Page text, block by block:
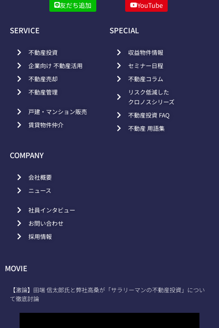
友だち追加 YouTube
SERVICE
不動産投資
企業向け 不動産活用
不動産売却
不動産管理
戸建・マンション販売
賃貸物件仲介
SPECIAL
収益物件情報
セミナー日程
不動産コラム
リスク低減した
クロノスシリーズ
不動産投資 FAQ
不動産 用語集
COMPANY
会社概要
ニュース
社員インタビュー
お問い合わせ
採用情報
MOVIE
【激論】田端 信太郎氏と弊社高桑が「サラリーマンの不動産投資」につい
て徹底討論